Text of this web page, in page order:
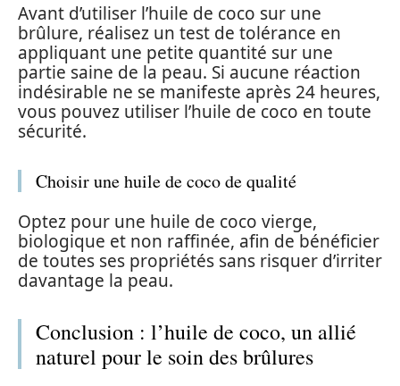
Avant d’utiliser l’huile de coco sur une
brûlure, réalisez un test de tolérance en
appliquant une petite quantité sur une
partie saine de la peau. Si aucune réaction
indésirable ne se manifeste après 24 heures,
vous pouvez utiliser l’huile de coco en toute
sécurité.
Choisir une huile de coco de qualité
Optez pour une huile de coco vierge,
biologique et non raffinée, afin de bénéficier
de toutes ses propriétés sans risquer d’irriter
davantage la peau.
Conclusion : l’huile de coco, un allié
naturel pour le soin des brûlures